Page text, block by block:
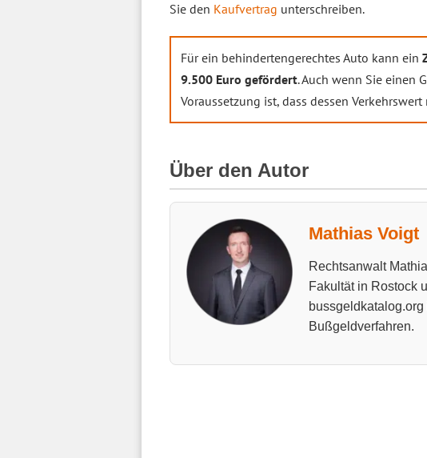
Sie den Kaufvertrag unterschreiben.
Für ein behindertengerechtes Auto kann ein
9.500 Euro gefördert. Auch wenn Sie einen
Voraussetzung ist, dass dessen
Über den Autor
Mathias Voigt
Rechtsanwalt
Fakultät in Rostock
Bußgeldverfahren.